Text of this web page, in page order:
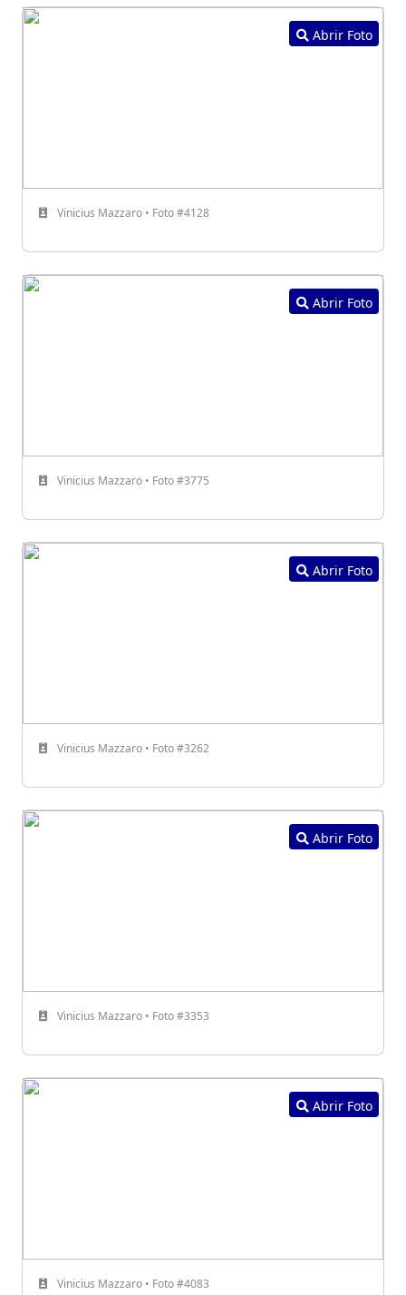
Abrir Foto
Vinicius Mazzaro • Foto #4128
Abrir Foto
Vinicius Mazzaro • Foto #3775
Abrir Foto
Vinicius Mazzaro • Foto #3262
Abrir Foto
Vinicius Mazzaro • Foto #3353
Abrir Foto
Vinicius Mazzaro • Foto #4083